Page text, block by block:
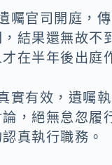
囑官司開庭，
結果還無故不
在半年後出庭
實有效，遺囑
，絕無怠忽履
真執行職務。